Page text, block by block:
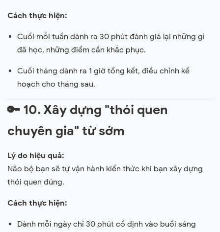
Cách thực hiện:
Cuối mỗi tuần dành ra 30 phút đánh giá lại những gì
đã học, những điểm cần khắc phục.
Cuối tháng dành ra 1 giờ tổng kết, điều chỉnh kế
hoạch cho tháng sau.
🔑 10. Xây dựng "thói quen
chuyên gia" từ sớm
Lý do hiệu quả:
Não bộ bạn sẽ tự vận hành kiến thức khi bạn xây dựng
thói quen đúng.
Cách thực hiện:
Dành mỗi ngày chỉ 30 phút cố định vào buổi sáng